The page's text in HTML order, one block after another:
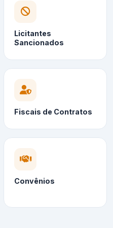
Licitantes
Sancionados
Fiscais de Contratos
Convênios